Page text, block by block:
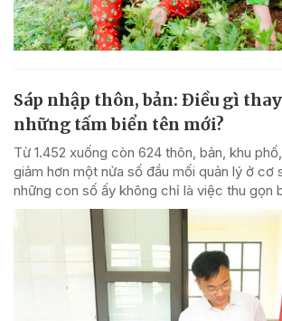
Sáp nhập thôn, bản: Điều gì
những tấm biển tên mới?
Từ 1.452 xuống còn 624 thôn, bản, khu
giảm hơn một nửa số đầu mối quản lý ở cơ
những con số ấy không chỉ là việc thu gọn